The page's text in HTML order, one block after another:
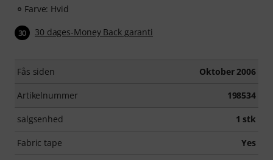
Farve: Hvid
30 30 dages-Money Back garanti
Fås siden Oktober 2006
Artikelnummer 198534
salgsenhed 1 stk
Fabric tape Yes